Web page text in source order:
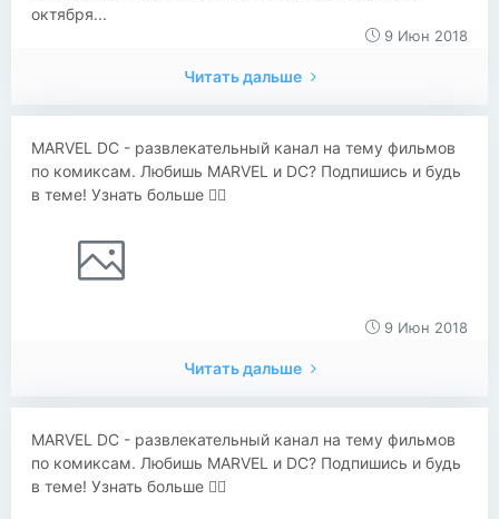
октября...
9 Июн 2018
Читать дальше
MARVEL DC - развлекательный канал на тему фильмов
по комиксам. Любишь MARVEL и DC? Подпишись и будь
в теме! Узнать больше 👇🏻
9 Июн 2018
Читать дальше
MARVEL DC - развлекательный канал на тему фильмов
по комиксам. Любишь MARVEL и DC? Подпишись и будь
в теме! Узнать больше 👇🏻